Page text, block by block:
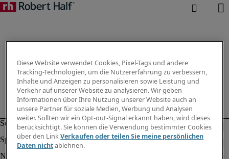
Diese Website verwendet Cookies, Pixel-Tags und andere
Tracking-Technologien, um die Nutzererfahrung zu verbessern,
Inhalte und Anzeigen zu personalisieren sowie Leistung und
Verkehr auf unserer Website zu analysieren. Wir geben
Informationen über Ihre Nutzung unserer Website auch an
unsere Partner für soziale Medien, Werbung und Analysen
weiter. Sollten wir ein Opt-out-Signal erkannt haben, wird dieses
berücksichtigt. Sie können die Verwendung bestimmter Cookies
über den LinkVerkaufen oder teilen Sie meine persönlichen
Daten nichtablehnen.